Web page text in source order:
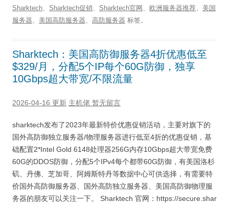
Sharktech、 Sharktech促销、 Sharktech官网 、 欧洲服务器推荐、 美国
服务器、 美国高防服务器、 高防服务器 标签。
Sharktech：美国高防御服务器4折优惠低至
$329/月，分配5个IP每个60G防御，独享
10Gbps超大带宽/不限流量
2026-04-16 更新 主机佬 暂无留言
sharktech发布了2023年最新特价优惠促销活动，主要对旗下的
国外高防御独立服务器/物理服务器进行低至4折的优惠促销，基
础配置2*Intel Gold 6148处理器256G内存10Gbps超大带宽免费
60G的DDOS防御，分配5个IPv4每个都带60G防御，有美国洛杉
矶、丹佛、芝加哥、阿姆斯特丹等数据中心可供选择，有需要特
价国外高防御服务器、国外高防独立服务器、美国高防御物理服
务器的朋友可以关注一下。 Sharktech 官网：https://secure.shar